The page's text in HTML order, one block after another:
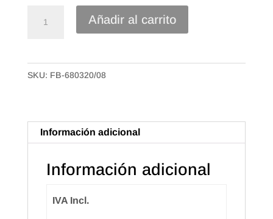
20mm
Señera
Añadir al carrito
SKU: FB-680320/08
Información adicional
Información adicional
IVA Incl.